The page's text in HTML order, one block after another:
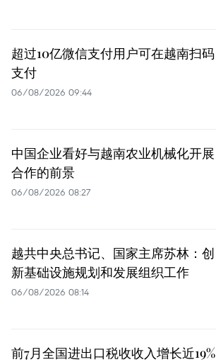
超过10亿微信支付用户可在越南扫码
支付
06/08/2026 09:44
中国企业看好与越南农业机械化开展
合作的前景
06/08/2026 08:27
越共中央总书记、国家主席苏林：创
新基础设施规划和发展组织工作
06/08/2026 08:14
前7月全国进出口税收收入增长近19%